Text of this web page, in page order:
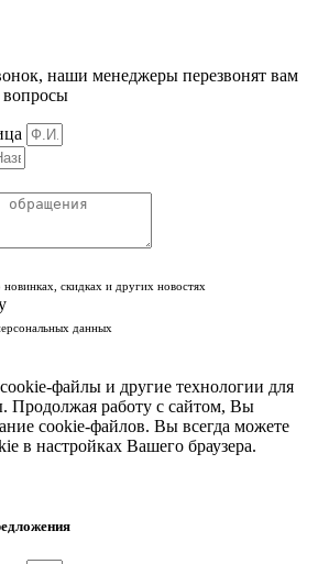
наши менеджеры перезвонят вам
вопросы
скидках и других новостях
данных
файлы и другие технологии для
Продолжая работу с сайтом, Вы
cookie-файлов. Вы всегда можете
в настройках Вашего браузера.